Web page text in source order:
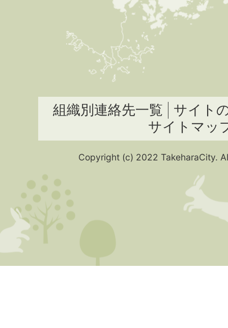
組織別連絡先一覧
サイト
サイトマッ
Copyright (c) 2022 TakeharaCity.